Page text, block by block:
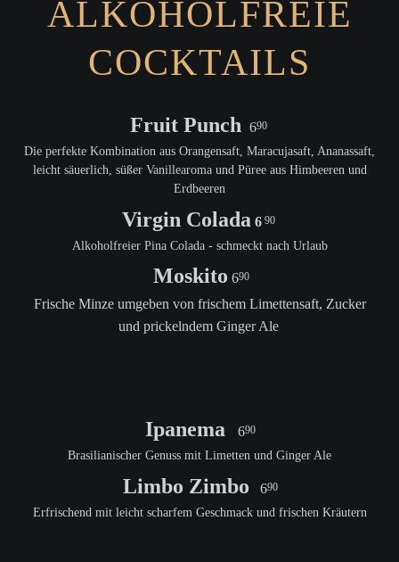
ALKOHOLFREIE
COCKTAILS
Fruit Punch 690
Die perfekte Kombination aus Orangensaft, Maracujasaft, Ananassaft,
leicht säuerlich, süßer Vanillearoma und Püree aus Himbeeren und
Erdbeeren
Virgin Colada 6 90
Alkoholfreier Pina Colada - schmeckt nach Urlaub
Moskito 690
Frische Minze umgeben von frischem Limettensaft, Zucker
und prickelndem Ginger Ale
Ipanema 690
Brasilianischer Genuss mit Limetten und Ginger Ale
Limbo Zimbo 690
Erfrischend mit leicht scharfem Geschmack und frischen Kräutern